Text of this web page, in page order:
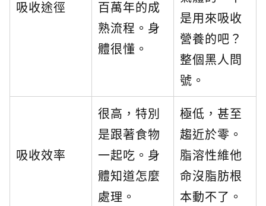
吸收途徑
百萬年的成
熟流程。身
體很懂。
是用來吸收
營養的吧？
整個黑人問
號。
吸收效率
很高，特別
是跟著食物
一起吃。身
體知道怎麼
處理。
極低，甚至
趨近於零。
脂溶性維他
命沒脂肪根
本動不了。